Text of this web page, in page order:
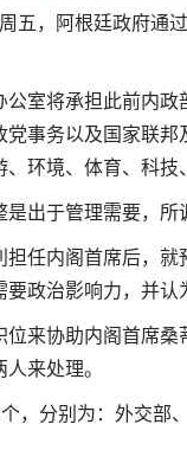
五，阿根廷政府
室将承担此前内
事务以及国家联
环境、体育、科
出于管理需要，所
任内阁首席后，
政治影响力，并认
来协助内阁首席
来处理。
，分别为：外交部